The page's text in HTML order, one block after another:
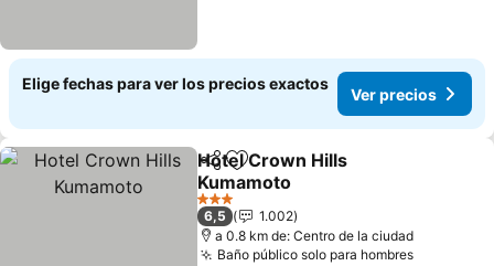
Elige fechas para ver los precios exactos
Ver precios
CompartirAgregar a favoritos
Hotel Crown Hills
Kumamoto
3 Estrellas
6,5
1.002
a 0.8 km de: Centro de la ciudad
Baño público solo para hombres